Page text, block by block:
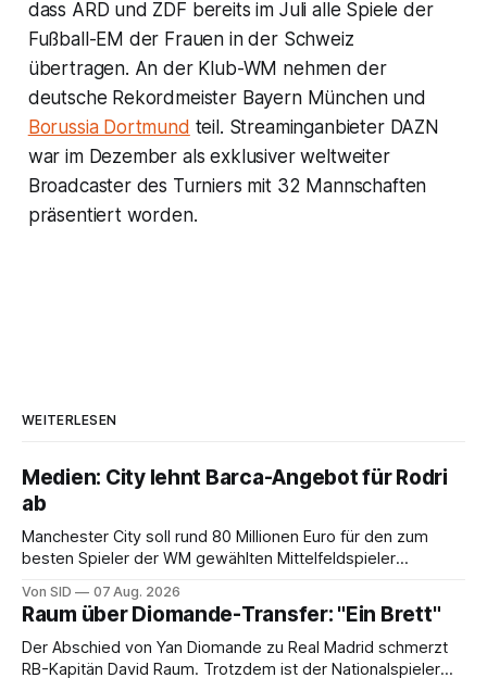
dass ARD und ZDF bereits im Juli alle Spiele der
Fußball-EM der Frauen in der Schweiz
übertragen. An der Klub-WM nehmen der
deutsche Rekordmeister Bayern München und
Borussia Dortmund teil. Streaminganbieter DAZN
war im Dezember als exklusiver weltweiter
Broadcaster des Turniers mit 32 Mannschaften
präsentiert worden.
WEITERLESEN
Medien: City lehnt Barca-Angebot für Rodri
ab
Manchester City soll rund 80 Millionen Euro für den zum
besten Spieler der WM gewählten Mittelfeldspieler
Von SID 07 Aug. 2026
Raum über Diomande-Transfer: "Ein Brett"
Der Abschied von Yan Diomande zu Real Madrid schmerzt
RB-Kapitän David Raum. Trotzdem ist der Nationalspieler